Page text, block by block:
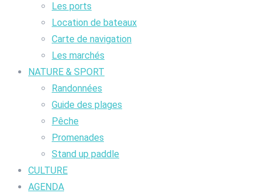
Les ports
Location de bateaux
Carte de navigation
Les marchés
NATURE & SPORT
Randonnées
Guide des plages
Pêche
Promenades
Stand up paddle
CULTURE
AGENDA